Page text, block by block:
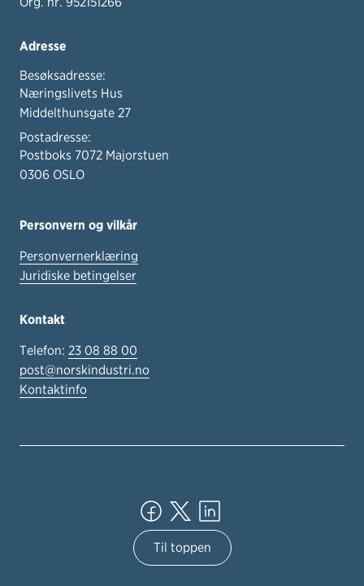
Adresse
Besøksadresse:
Næringslivets Hus
Middelthunsgate 27
Postadresse:
Postboks 7072 Majorstuen
0306 OSLO
Personvern og vilkår
Personvernerklæring
Juridiske betingelser
Kontakt
Telefon: 23 08 88 00
post@norskindustri.no
Kontaktinfo
Til toppen